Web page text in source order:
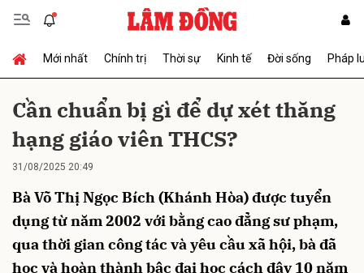
Mới nhất Chính trị Thời sự Kinh tế Đời sống Pháp
Cần chuẩn bị gì để dự xét thăng
hạng giáo viên THCS?
31/08/2025 20:49
Bà Võ Thị Ngọc Bích (Khánh Hòa) được tuyển
dụng từ năm 2002 với bằng cao đẳng sư phạm,
qua thời gian công tác và yêu cầu xã hội, bà đã
học và hoàn thành bậc đại học cách đây 10 năm
Gửi bình luận
Hủy Gửi